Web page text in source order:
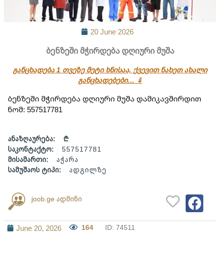
20 June 2026
ბენზეში მჭირდება დღიური მუშა
განცხადება 1 თვეზე მეტი ხნისაა, ქვევით ნახეთ ახალი
განცხადებები… ⇓
ბენზეში მჭირდება დღიური მუშა დამიკავშირდით
ნომ: 557517781
ანაზღაურება:
₾
საკონტაქტო:
557517781
მისამართი:
აჭარა
სამუშაოს ტიპი:
ადგილზე
joob.ge ადმინი
June 20, 2026 164 ID: 74511